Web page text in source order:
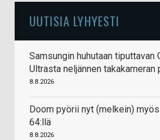
UUTISIA LYHYESTI
Samsungin huhutaan tiputtavan
Ultrasta neljännen takakameran
8.8.2026
Doom pyörii nyt (melkein)
64:llä
8.8.2026